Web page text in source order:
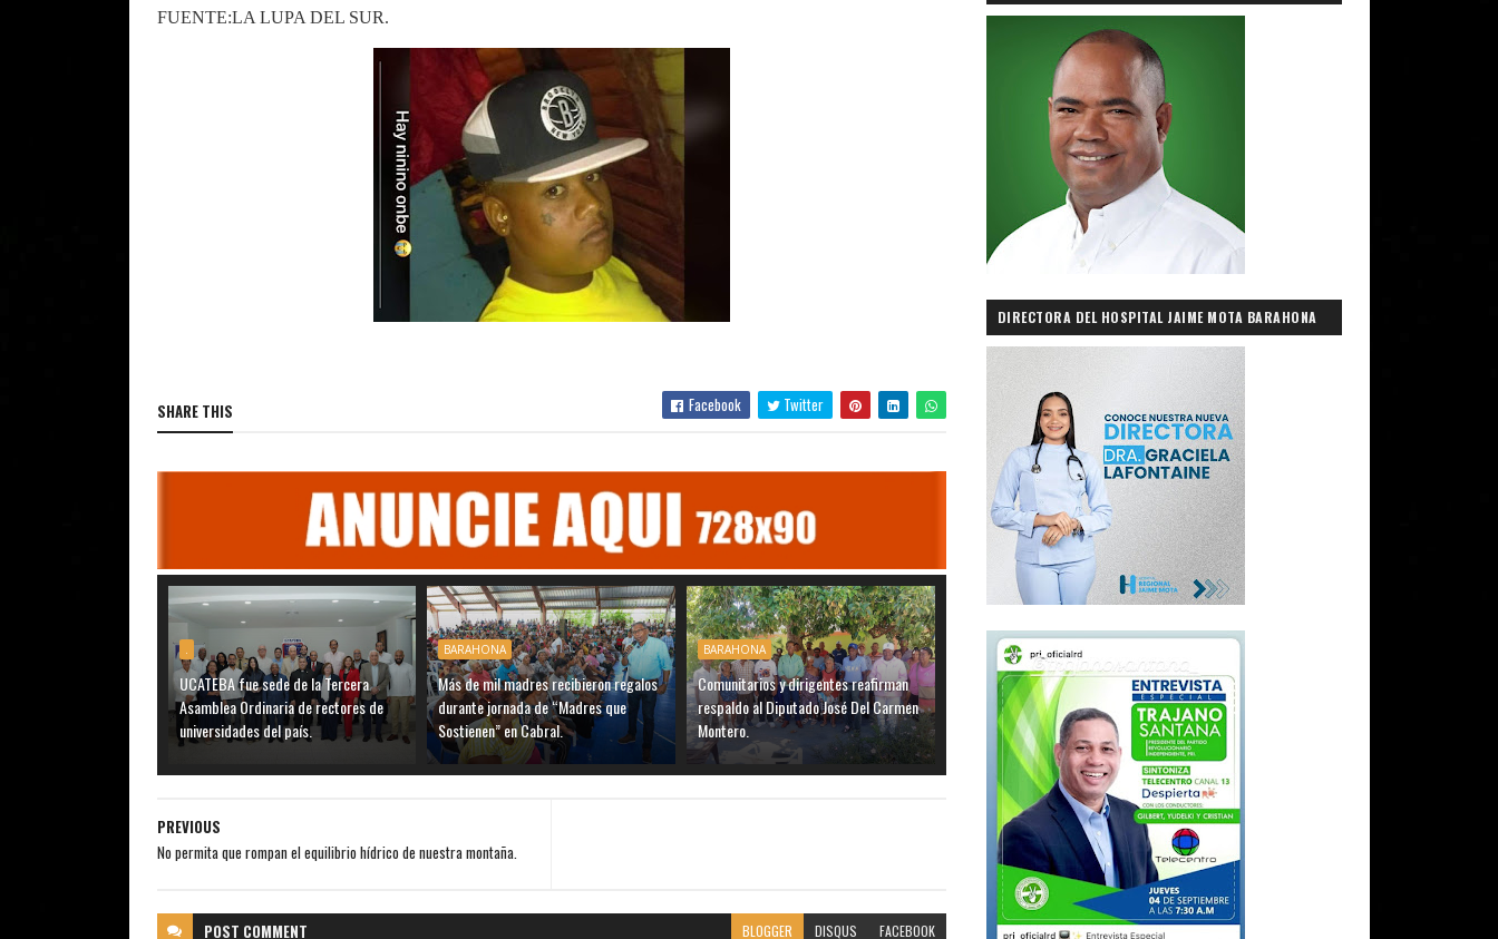
FUENTE:LA LUPA DEL SUR.
SHARE THIS Facebook Twitter
.
UCATEBA fue sede de la Tercera
Asamblea Ordinaria de rectores de
universidades del país.
BARAHONA
Más de mil madres recibieron regalos
durante jornada de “Madres que
Sostienen” en Cabral.
BARAHONA
Comunitarios y dirigentes reafirman
respaldo al Diputado José Del Carmen
Montero.
PREVIOUS
No permita que rompan el equilibrio hídrico de nuestra montaña.
POST COMMENT BLOGGER DISQUS FACEBOOK
DIRECTORA DEL HOSPITAL JAIME MOTA BARAHONA